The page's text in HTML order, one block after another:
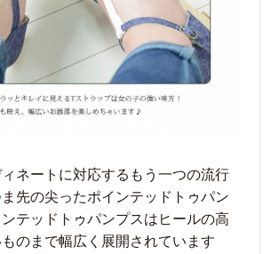
ネートに対応するもう一つの流行
先の尖ったポインテッドトゥパン
テッドトゥパンプスはヒールの高
のまで幅広く展開されています